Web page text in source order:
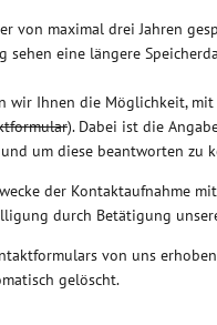
von maximal drei Jahren
sehen eine längere
wir Ihnen die Möglichkeit,
). Dabei ist die
um diese beantworten
der Kontaktaufnahme
durch Betätigung
von uns
gelöscht.